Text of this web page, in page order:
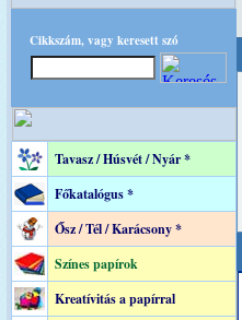
Cikkszám, vagy keresett szó
Tavasz / Húsvét / Nyár *
Főkatalógus *
Ősz / Tél / Karácsony *
Színes papírok
Kreatívitás a papírral